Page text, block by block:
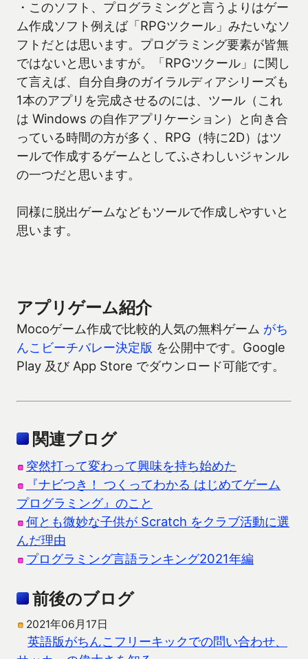
・このソフト、プログラミングと言うよりはゲー
ム作成ソフト例えば「RPGツクール」みたいなソ
フトだとは思います。プログラミング要素が皆無
ではないと思いますが。「RPGツクール」に関し
て言えば、自分自身のガイラルディアシリーズも
1本のアプリを完成させるのには、ツール（これ
は Windows の自作アプリケーション）と向き合
っている時間の方が多く、RPG（特に2D）はツ
ールで作成するゲームとしてふさわしいジャンル
の一つだと思います。
同様に脱出ゲームなどもツールで作成しやすいと
思います。
アプリゲーム紹介
Mocoゲーム作成で比較的人気の無料ゲーム がち
んこビーチバレー決定版 を公開中です。Google
Play 及び App Store でダウンロード可能です。
関連ブログ
突然打って変わって興味を持ち始めた
『ナビつき！ つくってわかる はじめてゲーム
プログラミング』のこと
何とも微妙な子供が Scratch をクラブ活動に選
んだ理由
プログラミング言語ランキング2021年編
前後のブログ
2021年06月17日
英語版がちんこフリーキックでの問い合わせ、